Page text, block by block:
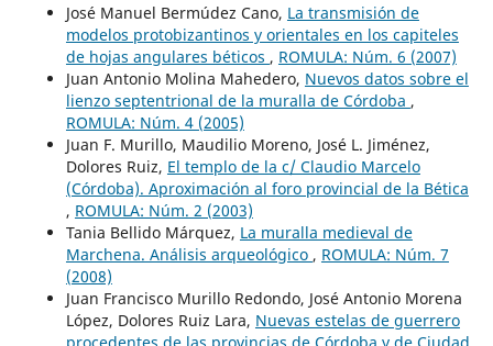
José Manuel Bermúdez Cano, La transmisión de
modelos protobizantinos y orientales en los capiteles
de hojas angulares béticos , ROMULA: Núm. 6 (2007)
Juan Antonio Molina Mahedero, Nuevos datos sobre el
lienzo septentrional de la muralla de Córdoba ,
ROMULA: Núm. 4 (2005)
Juan F. Murillo, Maudilio Moreno, José L. Jiménez,
Dolores Ruiz, El templo de la c/ Claudio Marcelo
(Córdoba). Aproximación al foro provincial de la Bética
, ROMULA: Núm. 2 (2003)
Tania Bellido Márquez, La muralla medieval de
Marchena. Análisis arqueológico , ROMULA: Núm. 7
(2008)
Juan Francisco Murillo Redondo, José Antonio Morena
López, Dolores Ruiz Lara, Nuevas estelas de guerrero